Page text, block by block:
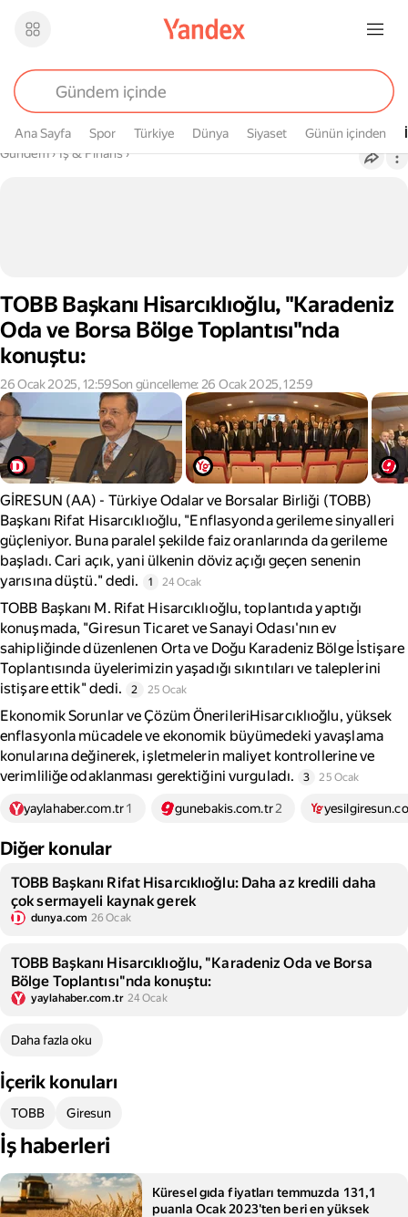
Ana Sayfa Spor Türkiye Dünya Siyaset Günün içinden
Buradasın
Gündem› İş & Finans›
TOBB Başkanı Hisarcıklıoğlu, "Karadeniz
Oda ve Borsa Bölge Toplantısı"nda
konuştu:
26 Ocak 2025, 12:59Son güncelleme: 26 Ocak 2025, 12:59
GİRESUN (AA) - Türkiye Odalar ve Borsalar Birliği (TOBB)
Başkanı Rifat Hisarcıklıoğlu, "Enflasyonda gerileme sinyalleri
güçleniyor. Buna paralel şekilde faiz oranlarında da gerileme
başladı. Cari açık, yani ülkenin döviz açığı geçen senenin
yarısına düştü." dedi.
1 24 Ocak
TOBB Başkanı M. Rifat Hisarcıklıoğlu, toplantıda yaptığı
konuşmada, "Giresun Ticaret ve Sanayi Odası'nın ev
sahipliğinde düzenlenen Orta ve Doğu Karadeniz Bölge İstişare
Toplantısında üyelerimizin yaşadığı sıkıntıları ve taleplerini
istişare ettik" dedi.
2 25 Ocak
Ekonomik Sorunlar ve Çözüm ÖnerileriHisarcıklıoğlu, yüksek
enflasyonla mücadele ve ekonomik büyümedeki yavaşlama
konularına değinerek, işletmelerin maliyet kontrollerine ve
verimliliğe odaklanması gerektiğini vurguladı.
3 25 Ocak
yaylahaber.com.tr1 gunebakis.com.tr2
Diğer konular
TOBB Başkanı Rifat Hisarcıklıoğlu: Daha az kredili daha
çok sermayeli kaynak gerek
dunya.com 26 Ocak
TOBB Başkanı Hisarcıklıoğlu, "Karadeniz Oda ve Borsa
Bölge Toplantısı"nda konuştu:
yaylahaber.com.tr 24 Ocak
Daha fazla oku
İçerik konuları
TOBB Giresun
İş haberleri
Küresel gıda fiyatları temmuzda 131,1
puanla Ocak 2023'ten beri en yüksek